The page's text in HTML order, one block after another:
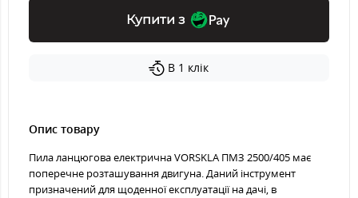
Купити з
В 1 клік
Опис товару
Пила ланцюгова електрична VORSKLA ПМЗ 2500/405 має
поперечне розташування двигуна. Даний інструмент
призначений для щоденної експлуатації на дачі, в